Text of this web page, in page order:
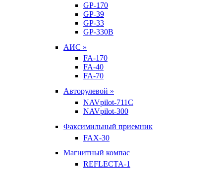
GP-170
GP-39
GP-33
GP-330B
АИС »
FA-170
FA-40
FA-70
Авторулевой »
NAVpilot-711С
NAVpilot-300
Факсимильный приемник
FAX-30
Магнитный компас
REFLECTA-1